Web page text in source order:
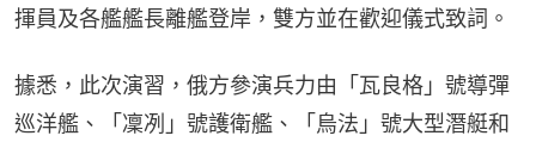
揮員及各艦艦長離艦登岸，雙方並在歡迎儀式致詞。
據悉，此次演習，俄方參演兵力由「瓦良格」號導彈
巡洋艦、「凜冽」號護衛艦、「烏法」號大型潛艇和